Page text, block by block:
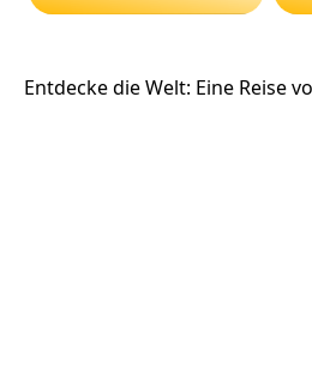
Entdecke die Welt: Eine Reise